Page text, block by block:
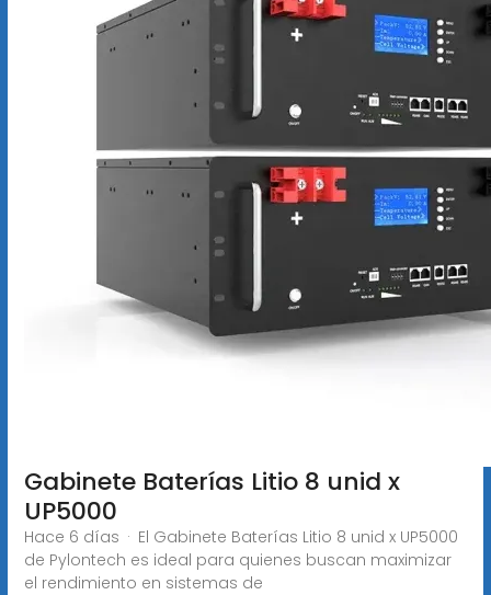
Gabinete Baterías Litio 8 unid x
UP5000
Hace 6 días · El Gabinete Baterías Litio 8 unid x UP5000
de Pylontech es ideal para quienes buscan maximizar
el rendimiento en sistemas de